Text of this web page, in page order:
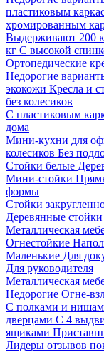
пластиковым
хромированным
Выдерживают 200
кг С высокой
Ортопедические
Недорогие
экокожи Кресла и
без колесиков
С пластиковым
дома
Мини-кухни для
колесиков Без
Стойки белые
Мини-стойки
формы
Стойки
Деревянные стойки
Металлическая
Огнестойкие
Маленькие Для
Для руководителя
Металлическая
Недорогие Огне-
С полками и
дверцами С 4
ящиками
Лидеры отзывов